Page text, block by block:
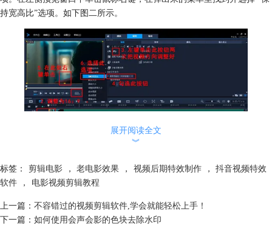
持宽高比”选项。如下图二所示。
图二：将素材拖到视频轨道上并进行调整
步骤三：此时左键单击界面中间靠右的返回按钮回到主界面，点击界面中
将其拖到视频素材上。如下图三所示。
展开阅读全文
︾
标签： 剪辑电影 ， 老电影效果 ， 视频后期特效制作 ，
抖音视频特效
软件
， 电影视频剪辑教程
上一篇： 不容错过的视频剪辑软件,学会就能轻松上手！
下一篇： 如何使用会声会影的色块去除水印